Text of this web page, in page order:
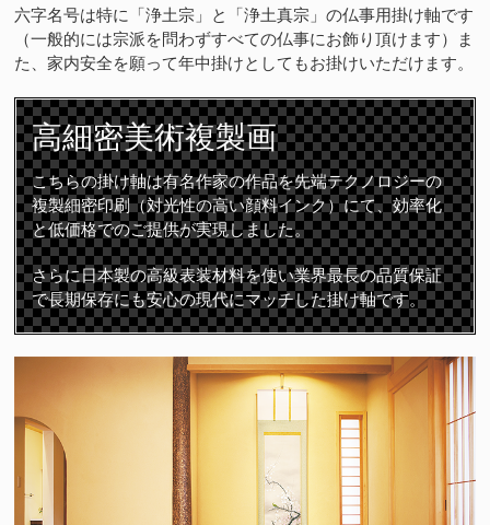
六字名号は特に「浄土宗」と「浄土真宗」の仏事用掛け軸です
（一般的には宗派を問わずすべての仏事にお飾り頂けます）ま
た、家内安全を願って年中掛けとしてもお掛けいただけます。
高細密美術複製画
こちらの掛け軸は有名作家の作品を先端テクノロジーの
複製細密印刷（対光性の高い顔料インク）にて、効率化
と低価格でのご提供が実現しました。
さらに日本製の高級表装材料を使い業界最長の品質保証
で長期保存にも安心の現代にマッチした掛け軸です。